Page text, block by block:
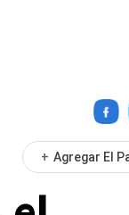
+ Agregar El